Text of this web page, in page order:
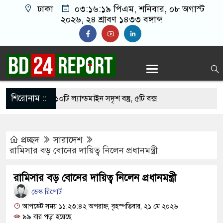
ঢাকা ০৩:১৬:২০ পিএম, শনিবার, ০৮ অগাস্ট
২০২৬, ২৪ শ্রাবণ ১৪৩৩ বঙ্গাব্দ
শিরোনাম ::
মাটির নিচে ১০টি ল্যান্ডমাইন সদৃশ বস্তু, ৫টি বক্স
ধরে নিয়ে যাওয়ার পরে ভারতীয় যুবককে ধরে
পুলিশের সঙ্গে ধস্তাধস্তি করে যুবলীগ নেতাকে ছিনিয়ে
প্রচ্ছদ
সারাদেশ
রামিসার বড় বোনের দায়িত্ব নিলেন প্রধানমন্ত্রী
রামিসার বড় বোনের দায়িত্ব নিলেন প্রধানমন্ত্রী
ডেস্ক রিপোর্ট
আপডেট সময় ১১:২৩:৪২ অপরাহ্ন, বৃহস্পতিবার, ২১ মে ২০২৬
৯৯ বার পড়া হয়েছে